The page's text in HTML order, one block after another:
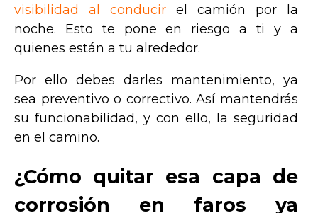
visibilidad al conducirel camión por la
noche. Esto te pone en riesgo a ti y a
quienes están a tu alrededor.
Por ello debes darles mantenimiento, ya
sea preventivo o correctivo. Así mantendrás
su funcionabilidad, y con ello, la seguridad
en el camino.
¿Cómo quitar esa capa de
corrosión en faros ya